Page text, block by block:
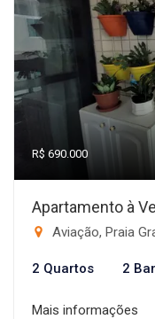
R$ 690.000
Apartamento à
Aviação, Praia
2 Quartos 2
Mais informações